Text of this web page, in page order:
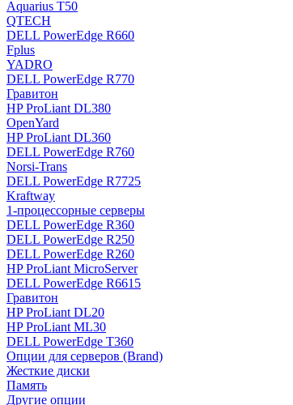
Aquarius T50
QTECH
DELL PowerEdge R660
Fplus
YADRO
DELL PowerEdge R770
Гравитон
HP ProLiant DL380
OpenYard
HP ProLiant DL360
DELL PowerEdge R760
Norsi-Trans
DELL PowerEdge R7725
Kraftway
1-процессорные серверы
DELL PowerEdge R360
DELL PowerEdge R250
DELL PowerEdge R260
HP ProLiant MicroServer
DELL PowerEdge R6615
Гравитон
HP ProLiant DL20
HP ProLiant ML30
DELL PowerEdge T360
Опции для серверов (Brand)
Жесткие диски
Память
Другие опции